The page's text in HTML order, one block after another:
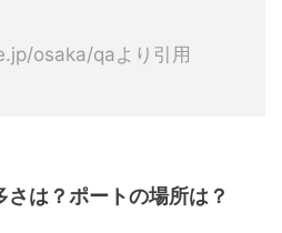
osaka/qaより引用
さは？ポートの場所は？